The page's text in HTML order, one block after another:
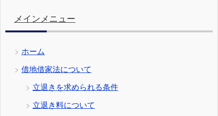
メインメニュー
ホーム
借地借家法について
立退きを求められる条件
立退き料について